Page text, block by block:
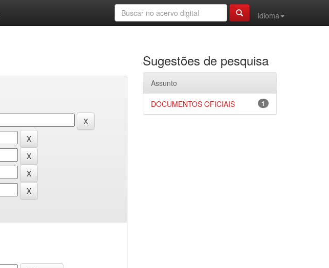
Idioma
Sugestões de pesquisa
Assunto
1
DOCUMENTOS OFICIAIS